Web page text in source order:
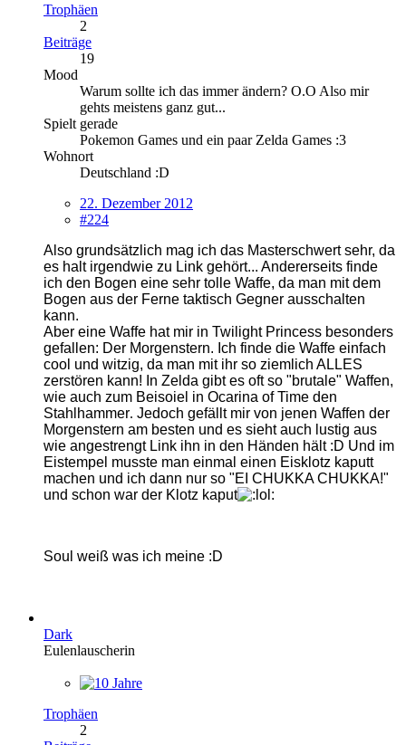
Trophäen
2
Beiträge
19
Mood
Warum sollte ich das immer ändern? O.O Also mir
gehts meistens ganz gut...
Spielt gerade
Pokemon Games und ein paar Zelda Games :3
Wohnort
Deutschland :D
22. Dezember 2012
#224
Also grundsätzlich mag ich das Masterschwert sehr, da
es halt irgendwie zu Link gehört... Andererseits finde
ich den Bogen eine sehr tolle Waffe, da man mit dem
Bogen aus der Ferne taktisch Gegner ausschalten
kann.
Aber eine Waffe hat mir in Twilight Princess besonders
gefallen: Der Morgenstern. I ch finde die Waffe einfach
cool und witzig, da man mit ihr so ziemlich ALLES
zerstören kann! In Zelda gibt es oft so "brutale" Waffen,
wie auch zum Beisoiel in Ocarina of Time den
Stahl hammer. Jedoch gefällt mir von jenen Waffen der
Morgenstern am besten und es sieht auch lustig aus
wie angestrengt Link ihn in den Händen hält :D Und im
Eistempel musste man einmal einen Eisklotz kaputt
machen und ich dann nur so "EI CHUKKA CHUKKA!"
und schon war der Klotz kaput
Soul weiß was ich meine :D
Dark
Eulenlauscherin
Trophäen
2